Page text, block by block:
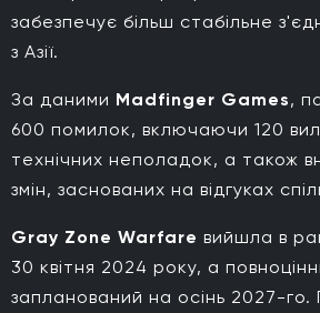
забезпечує більш стабільне
з Азії.
За даними Madfinger Games,
600 помилок, включаючи 120
технічних неполадок, а також
змін, заснованих на відгуках
Gray Zone Warfare вийшла в
30 квітня 2024 року, а
запланований на осінь 2027-го.